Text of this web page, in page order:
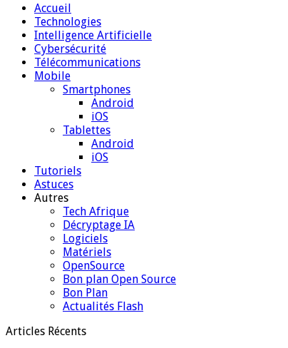
Accueil
Technologies
Intelligence Artificielle
Cybersécurité
Télécommunications
Mobile
Smartphones
Android
iOS
Tablettes
Android
iOS
Tutoriels
Astuces
Autres
Tech Afrique
Décryptage IA
Logiciels
Matériels
OpenSource
Bon plan Open Source
Bon Plan
Actualités Flash
Articles Récents